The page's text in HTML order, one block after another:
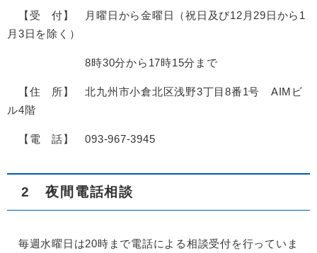
【受 付】 月曜日から金曜日（祝日及び12月29日から1
月3日を除く）
8時30分から17時15分まで
【住 所】 北九州市小倉北区浅野3丁目8番1号 AIMビ
ル4階
【電 話】 093-967-3945
2 夜間電話相談
毎週水曜日は20時まで電話による相談受付を行っていま